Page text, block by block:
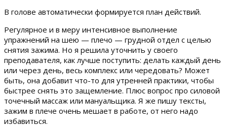
В голове автоматически формируется план действий.
Регулярное и в меру интенсивное выполнение
упражнений на шею — плечо — грудной отдел с целью
снятия зажима. Но я решила уточнить у своего
преподавателя, как лучше поступить: делать каждый день
или через день, весь комплекс или чередовать? Может
быть, она добавит что-то для утренней практики, чтобы
быстрее снять это защемление. Плюс вопрос про силовой
точечный массаж или мануальщика. Я же пишу тексты,
зажим в плече очень мешает в работе, от него надо
избавиться.